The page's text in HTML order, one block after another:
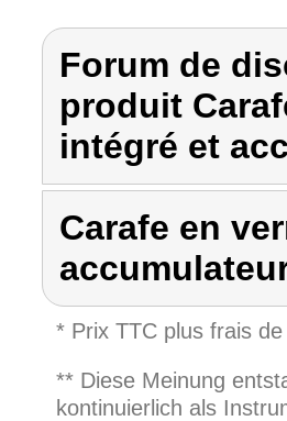
Forum de
produit
intégré et
Carafe en
* Prix TTC plus frais
** Diese Meinung
kontinuierlich als